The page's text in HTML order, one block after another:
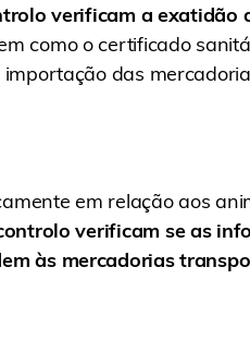
verificam a exatidão
como o certificado
das
em relação aos
verificam se as
às mercadorias